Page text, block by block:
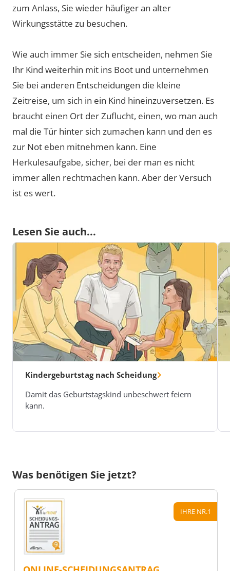
zum Anlass, Sie wieder häufiger an alter
Wirkungsstätte zu besuchen.
Wie auch immer Sie sich entscheiden, nehmen Sie
Ihr Kind weiterhin mit ins Boot und unternehmen
Sie bei anderen Entscheidungen die kleine
Zeitreise, um sich in ein Kind hineinzuversetzen. Es
braucht einen Ort der Zuflucht, einen, wo man auch
mal die Tür hinter sich zumachen kann und den es
zur Not eben mitnehmen kann. Eine
Herkulesaufgabe, sicher, bei der man es nicht
immer allen rechtmachen kann. Aber der Versuch
ist es wert.
Lesen Sie auch...
Kindergeburtstag nach Scheidung
Damit das Geburtstagskind unbeschwert feiern
kann.
Was benötigen Sie jetzt?
IHRE NR.1